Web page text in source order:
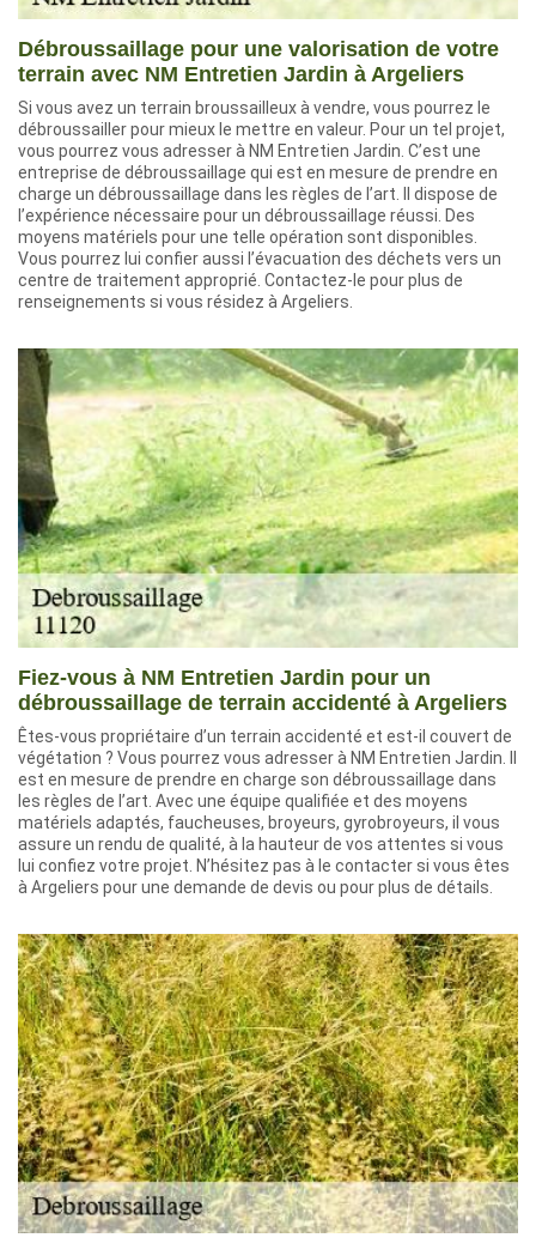
Débroussaillage pour une valorisation de votre
terrain avec NM Entretien Jardin à Argeliers
Si vous avez un terrain broussailleux à vendre, vous pourrez le
débroussailler pour mieux le mettre en valeur. Pour un tel projet,
vous pourrez vous adresser à NM Entretien Jardin. C’est une
entreprise de débroussaillage qui est en mesure de prendre en
charge un débroussaillage dans les règles de l’art. Il dispose de
l’expérience nécessaire pour un débroussaillage réussi. Des
moyens matériels pour une telle opération sont disponibles.
Vous pourrez lui confier aussi l’évacuation des déchets vers un
centre de traitement approprié. Contactez-le pour plus de
renseignements si vous résidez à Argeliers.
Fiez-vous à NM Entretien Jardin pour un
débroussaillage de terrain accidenté à Argeliers
Êtes-vous propriétaire d’un terrain accidenté et est-il couvert de
végétation ? Vous pourrez vous adresser à NM Entretien Jardin. Il
est en mesure de prendre en charge son débroussaillage dans
les règles de l’art. Avec une équipe qualifiée et des moyens
matériels adaptés, faucheuses, broyeurs, gyrobroyeurs, il vous
assure un rendu de qualité, à la hauteur de vos attentes si vous
lui confiez votre projet. N’hésitez pas à le contacter si vous êtes
à Argeliers pour une demande de devis ou pour plus de détails.